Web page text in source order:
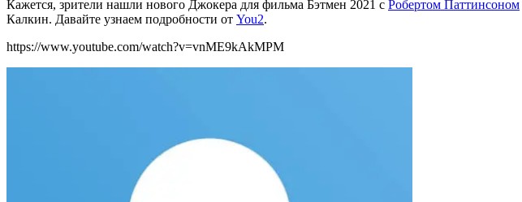
Кажется, зрители нашли нового Джокера для фильма Бэтмен 2021 с Робертом Паттинсоном
Калкин. Давайте узнаем подробности от You2.
https://www.youtube.com/watch?v=vnME9kAkMPM